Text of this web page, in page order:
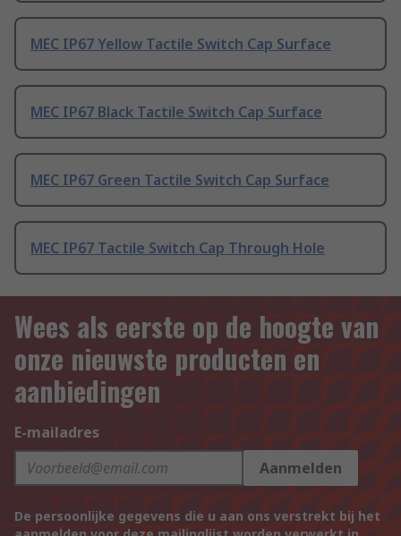
MEC IP67 Yellow Tactile Switch Cap Surface
MEC IP67 Black Tactile Switch Cap Surface
MEC IP67 Green Tactile Switch Cap Surface
MEC IP67 Tactile Switch Cap Through Hole
Wees als eerste op de hoogte van
onze nieuwste producten en
aanbiedingen
E-mailadres
Aanmelden
De persoonlijke gegevens die u aan ons verstrekt bij het